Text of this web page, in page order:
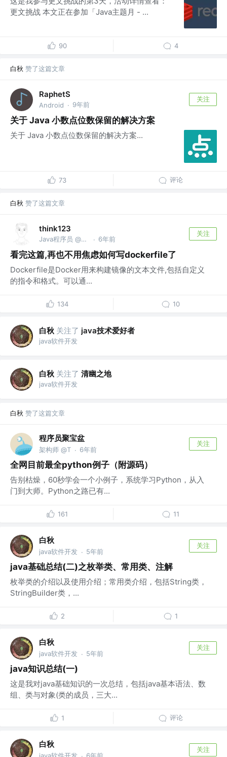
更文挑战 本文正在参加「Java主题月 - ...
90 4
白秋 赞了这篇文章
RaphetS
Android · 9年前
关注
关于 Java 小数点位数保留的解决方案
关于 Java 小数点位数保留的解决方案...
73 评论
白秋 赞了这篇文章
think123
Java程序员 @微信公众号:think123 · 6年前
关注
看完这篇,再也不用焦虑如何写dockerfile了
Dockerfile是Docker用来构建镜像的文本文件,包括自定义
的指令和格式。可以通...
134 10
白秋 关注了 java技术爱好者
java软件开发
白秋 关注了 清幽之地
java软件开发
白秋 赞了这篇文章
程序员聚宝盆
架构师 @T · 6年前
关注
全网目前最全python例子（附源码）
告别枯燥，60秒学会一个小例子，系统学习Python，从入
门到大师。Python之路已有...
161 11
白秋
java软件开发 · 5年前
关注
java基础总结(二)之枚举类、常用类、注解
枚举类的介绍以及使用介绍；常用类介绍，包括String类，
StringBuilder类，...
2 1
白秋
java软件开发 · 5年前
关注
java知识总结(一)
这是我对java基础知识的一次总结，包括java基本语法、数
组、类与对象(类的成员，三大...
1 评论
白秋
关注